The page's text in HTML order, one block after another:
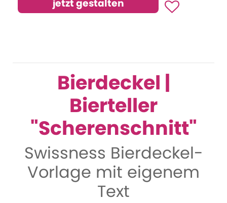
Bierdeckel |
Bierteller
"Scherenschnitt"
Swissness Bierdeckel-
Vorlage mit eigenem
Text